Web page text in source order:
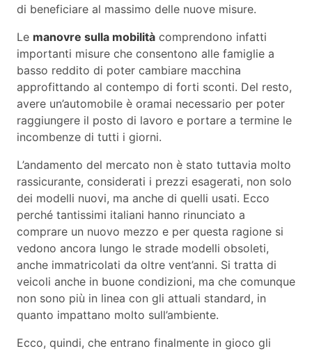
di beneficiare al massimo delle nuove misure.
Le manovre sulla mobilità comprendono infatti
importanti misure che consentono alle famiglie a
basso reddito di poter cambiare macchina
approfittando al contempo di forti sconti. Del resto,
avere un’automobile è oramai necessario per poter
raggiungere il posto di lavoro e portare a termine le
incombenze di tutti i giorni.
L’andamento del mercato non è stato tuttavia molto
rassicurante, considerati i prezzi esagerati, non solo
dei modelli nuovi, ma anche di quelli usati. Ecco
perché tantissimi italiani hanno rinunciato a
comprare un nuovo mezzo e per questa ragione si
vedono ancora lungo le strade modelli obsoleti,
anche immatricolati da oltre vent’anni. Si tratta di
veicoli anche in buone condizioni, ma che comunque
non sono più in linea con gli attuali standard, in
quanto impattano molto sull’ambiente.
Ecco, quindi, che entrano finalmente in gioco gli